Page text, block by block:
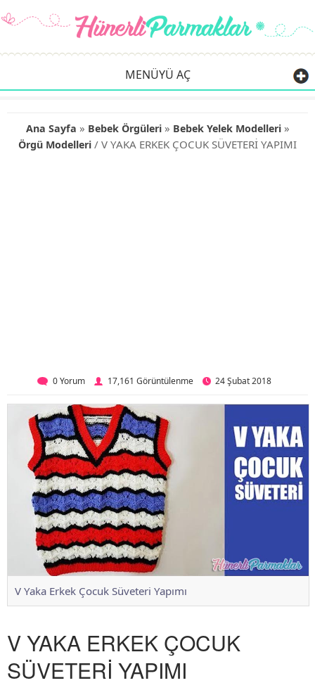
MENÜYÜ AÇ
Ana Sayfa » Bebek Örgüleri» Bebek Yelek Modelleri»
Örgü Modelleri / V YAKA ERKEK ÇOCUK SÜVETERİ YAPIMI
0 Yorum 17,161 Görüntülenme 24 Şubat 2018
V Yaka Erkek Çocuk Süveteri Yapımı
V YAKA ERKEK ÇOCUK
SÜVETERİ YAPIMI